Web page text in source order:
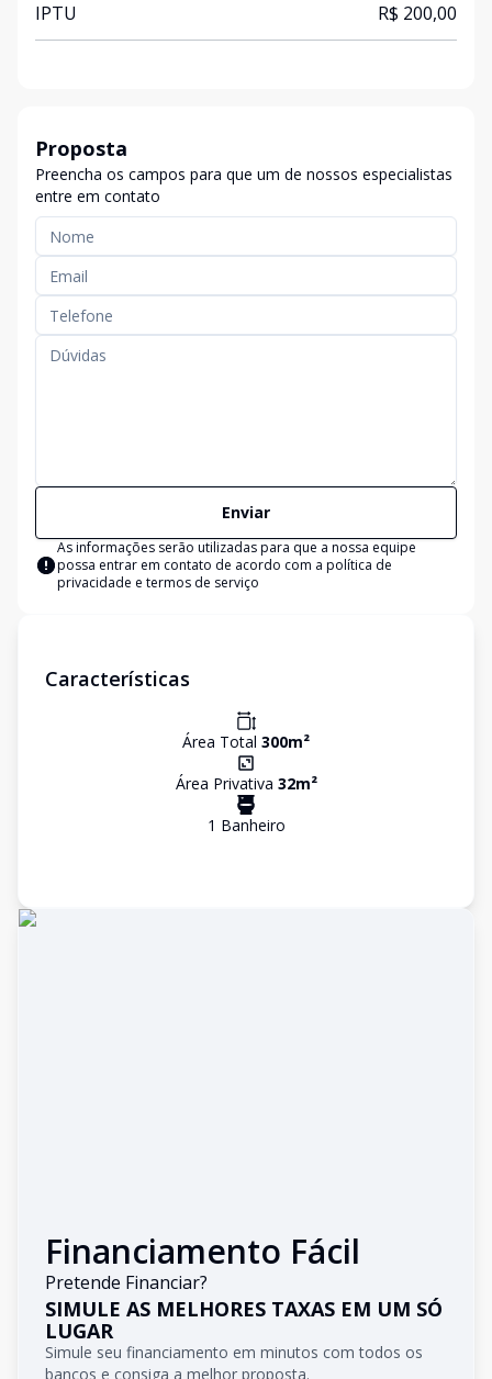
IPTU R$ 200,00
Proposta
Preencha os campos para que um de nossos especialistas
entre em contato
Enviar
As informações serão utilizadas para que a nossa equipe
possa entrar em contato de acordo com a política de
privacidade e termos de serviço
Características
Área Total 300m²
Área Privativa 32m²
1 Banheiro
Financiamento Fácil
Pretende Financiar?
SIMULE AS MELHORES TAXAS EM UM SÓ
LUGAR
Simule seu financiamento em minutos com todos os
bancos e consiga a melhor proposta.